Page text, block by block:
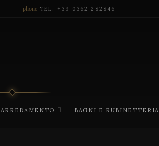
phone TEL: +39 0362 282846
ARREDAMENTO BAGNI E RUBINETTERIA